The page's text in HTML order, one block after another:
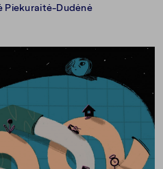
Piekuraitė-Dudėnė